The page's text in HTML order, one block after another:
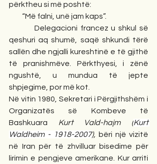
përktheu si më poshtë:
         “Më falni, unë jam kaps”.
qeshuri aq shumë, saqë shkundi tërë
sallën dhe ngjalli kureshtinë e të gjithë
të pranishmëve. Përkthyesi, i zënë
ngushtë, u mundua të jepte
shpjegime, por më kot.
Në vitin 1980, Sekretari i Përgjithshëm i
Organizatës së Kombeve të
Bashkuara Kurt Vald-hajm (Kurt
Waldheim - 1918-2007), bëri një vizitë
në Iran për të zhvilluar bisedime për
lirimin e pengjeve amerikane. Kur arriti